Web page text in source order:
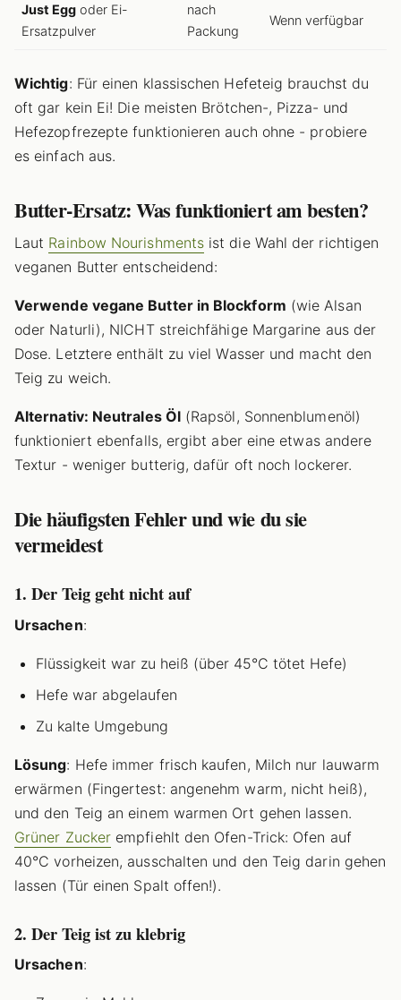
Just Egg oder Ei-
Ersatzpulver
nach
Packung
Wenn verfügbar
Wichtig: Für einen klassischen Hefeteig brauchst du
oft gar kein Ei! Die meisten Brötchen-, Pizza- und
Hefezopfrezepte funktionieren auch ohne - probiere
es einfach aus.
Butter-Ersatz: Was funktioniert am besten?
Laut Rainbow Nourishments ist die Wahl der richtigen
veganen Butter entscheidend:
Verwende vegane Butter in Blockform (wie Alsan
oder Naturli), NICHT streichfähige Margarine aus der
Dose. Letztere enthält zu viel Wasser und macht den
Teig zu weich.
Alternativ: Neutrales Öl(Rapsöl, Sonnenblumenöl)
funktioniert ebenfalls, ergibt aber eine etwas andere
Textur - weniger butterig, dafür oft noch lockerer.
Die häufigsten Fehler und wie du sie
vermeidest
1. Der Teig geht nicht auf
Ursachen:
Flüssigkeit war zu heiß (über 45°C tötet Hefe)
Hefe war abgelaufen
Zu kalte Umgebung
Lösung: Hefe immer frisch kaufen, Milch nur lauwarm
erwärmen (Fingertest: angenehm warm, nicht heiß),
und den Teig an einem warmen Ort gehen lassen.
Grüner Zucker empfiehlt den Ofen-Trick: Ofen auf
40°C vorheizen, ausschalten und den Teig darin gehen
lassen (Tür einen Spalt offen!).
2. Der Teig ist zu klebrig
Ursachen: